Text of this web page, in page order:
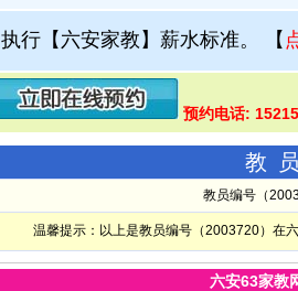
执行【六安家教】薪水标准。 【
预约电话:
教
教员编号（
温馨提示：以上是教员编号（2003720）在
六安63家教